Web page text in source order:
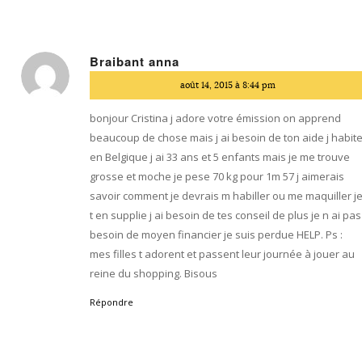
Braibant anna
:
août 14, 2015 à 8:44 pm
bonjour Cristina j adore votre émission on apprend
beaucoup de chose mais j ai besoin de ton aide j
en Belgique j ai 33 ans et 5 enfants mais je me trouve
grosse et moche je pese 70 kg pour 1m 57 j aimerais
savoir comment je devrais m habiller ou me maquiller
t en supplie j ai besoin de tes conseil de plus je n ai pas
besoin de moyen financier je suis perdue HELP. Ps :
mes filles t adorent et passent leur journée à jouer au
reine du shopping. Bisous
Répondre